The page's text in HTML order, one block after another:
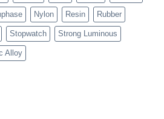
Nylon Resin Rubber
Stopwatch Strong Luminous
Alloy